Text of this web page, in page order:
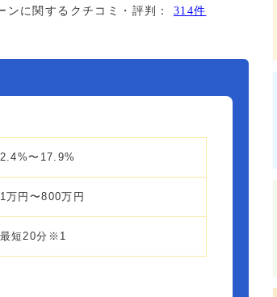
ンに関するクチコミ・評判： 314件
2.4%〜17.9%
1万円〜800万円
最短20分※1